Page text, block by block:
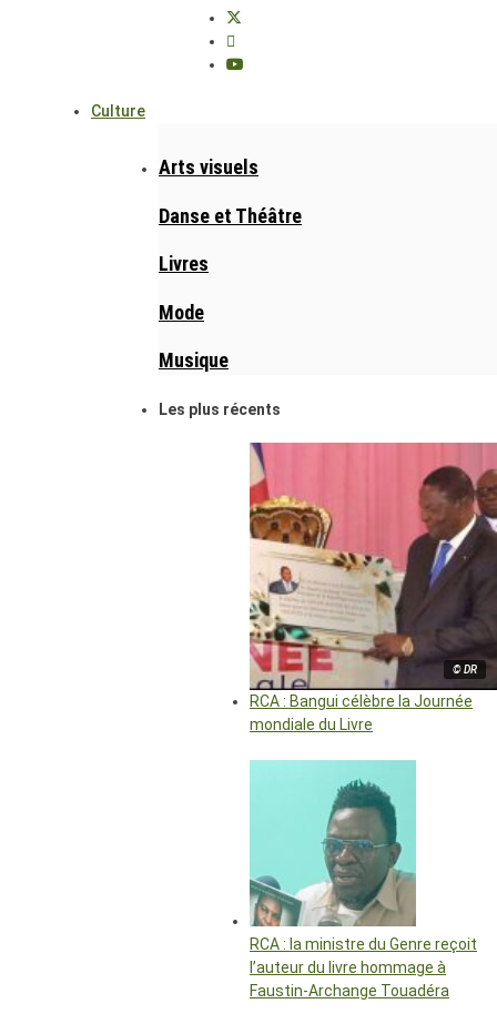
Culture
Arts visuels
Danse et Théâtre
Livres
Mode
Musique
Les plus récents
© DR
RCA : Bangui célèbre la Journée
mondiale du Livre
RCA : la ministre du Genre reçoit
l’auteur du livre hommage à
Faustin-Archange Touadéra